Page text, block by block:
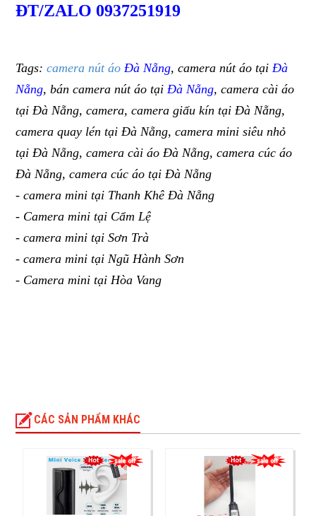
ĐT/ZALO 0937251919
Tags:camera nút áoĐà Nẵng, camera nút áo tạiĐà
Nẵng, bán camera nút áo tạiĐà Nẵng, camera cài áo
tại Đà Nẵng, camera, camera giấu kín tại Đà Nẵng,
camera quay lén tại Đà Nẵng, camera mini siêu nhỏ
tại Đà Nẵng, camera cài áo Đà Nẵng, camera cúc áo
Đà Nẵng, camera cúc áo tại Đà Nẵng
- camera mini tại Thanh Khê Đà Nẵng
- Camera mini tại Cẩm Lệ
- camera mini tại Sơn Trà
- camera mini tại Ngũ Hành Sơn
- Camera mini tại Hòa Vang
CÁC SẢN PHẨM KHÁC